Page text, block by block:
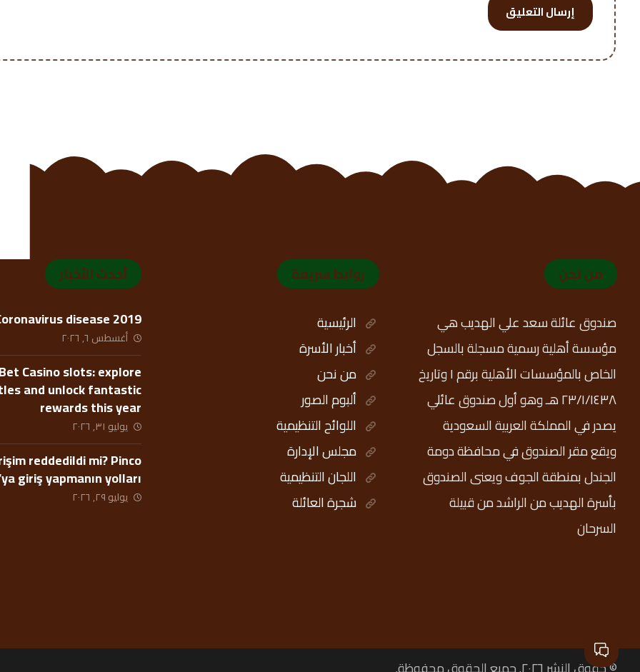
إرسال التعليق
من نحن
صندوق عائلة سعد علي الهديب هي
مؤسسة أهلية رسمية مسجلة بالسجل
الخاص بالمؤسسات الأهلية برقم ١ وتاريخ
٢٣/١/١٤٣٨ هـ وهو أول صندوق عائلي
يصدر في المملكة العربية السعودية
ويقع مقر الصندوق في محافظة دومة
الجندل بمنطقة الجوف ويعنى الصندوق
بأسرة الهديب من الراشد من قبيلة
السرحان
روابط سريعة
الرئيسية
أخبار الأسرة
من نحن
ألبوم الصور
اللوائح التنظيمية
مجلس الإدارة
اللجان التنظيمية
شجرة العائلة
أحدث الأخبار
disease 2019
أغسطس ٦, ٢٠٢٦
Casino slots: explore
and unlock fantastic
rewards this year
يوليو ٣١, ٢٠٢٦
reddedildi mi? Pinco
giriş yapmanın yolları
يوليو ٢٩, ٢٠٢٦